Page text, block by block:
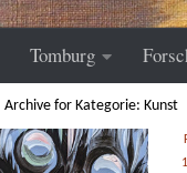
Tomburg
Archive for Kategorie: Kunst